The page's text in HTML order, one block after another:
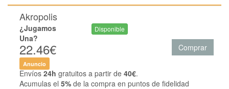
Akropolis
¿Jugamos
Una?
22.46€
Disponible
Comprar
Anuncio
Envíos 24h gratuitos a partir de 40€.
Acumulas el 5% de la compra en puntos de fidelidad